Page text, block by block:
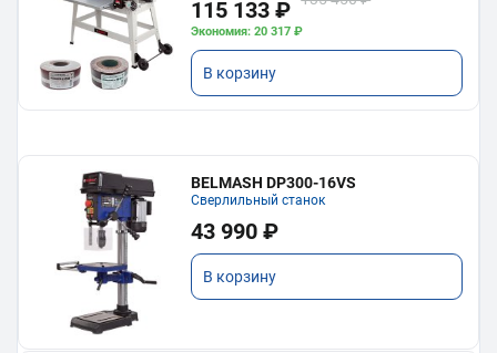
115 133 ₽
Экономия: 20 317 ₽
В корзину
BELMASH DP300-16VS
Сверлильный станок
43 990 ₽
В корзину